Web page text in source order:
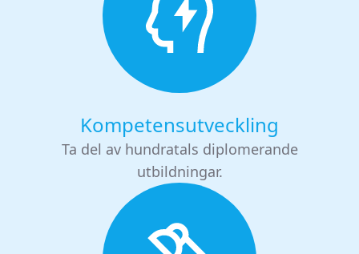
Kompetensutveckling
Ta del av hundratals diplomerande
utbildningar.